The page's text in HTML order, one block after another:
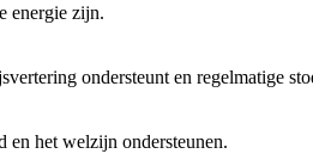
energie zijn.
ondersteunt en regelmatige
en het welzijn ondersteunen.